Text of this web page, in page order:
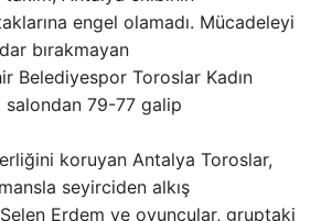
engel olamadı. Mücadeleyi
bırakmayan
Belediyespor Toroslar Kadın
salondan 79-77 galip
koruyan Antalya Toroslar,
seyirciden alkış
Erdem ve oyuncular, gruptaki